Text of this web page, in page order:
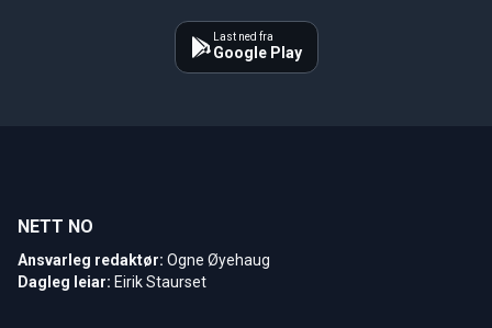
Last ned fra
Google Play
NETT NO
Ansvarleg redaktør: Ogne Øyehaug
Dagleg leiar: Eirik Staurset